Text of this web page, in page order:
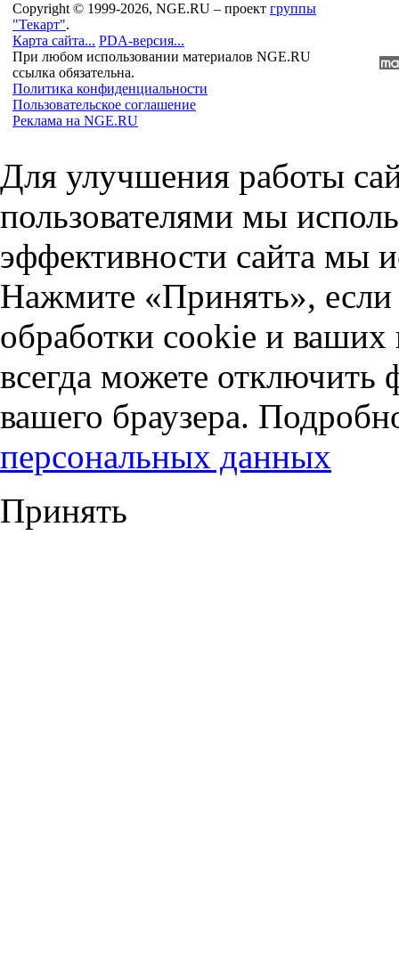
Copyright © 1999-2026, NGE.RU – проект группы
"Текарт".
Карта сайта... PDA-версия...
При любом использовании материалов NGE.RU
ссылка обязательна.
Политика конфиденциальности
Пользовательское соглашение
Реклама на NGE.RU
Для улучшения работы
пользователями мы
эффективности сайта мы
Нажмите «Принять», если
обработки cookie и
всегда можете отключить
вашего браузера.
персональных данных
Принять